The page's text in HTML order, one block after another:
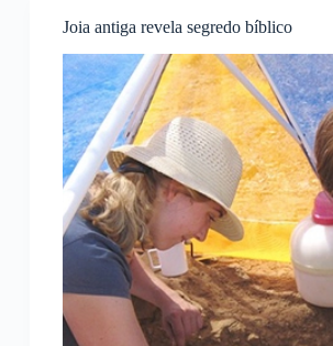
Joia antiga revela segredo bíblico